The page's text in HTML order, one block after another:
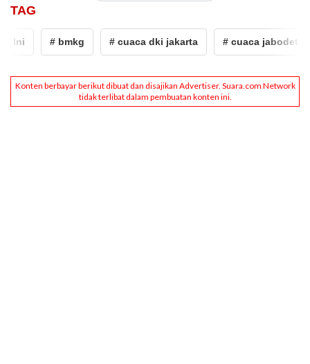
TAG
# bmkg # cuaca dki jakarta # cuaca jabodetabek